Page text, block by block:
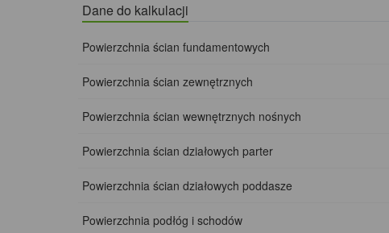
Dane do kalkulacji
Powierzchnia ścian fundamentowych
Powierzchnia ścian zewnętrznych
Powierzchnia ścian wewnętrznych nośnych
Powierzchnia ścian działowych parter
Powierzchnia ścian działowych poddasze
Powierzchnia podłóg i schodów